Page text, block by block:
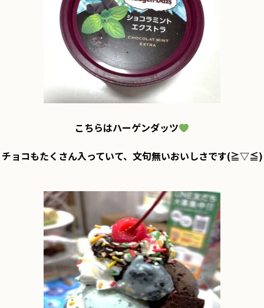
こちらはハーゲンダッツ
チョコもたくさん入っていて、文句無いおいしさです(≧▽≦)